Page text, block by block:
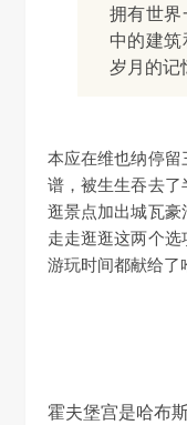
拥有世
中的建
岁月的记
本应在维也纳停留三天半的行程，因为欧洲铁路的不靠
谱，被生生吞去
逛景点加出城瓦
走走逛逛这两个
游玩时间都献给了
霍夫堡宫是哈布